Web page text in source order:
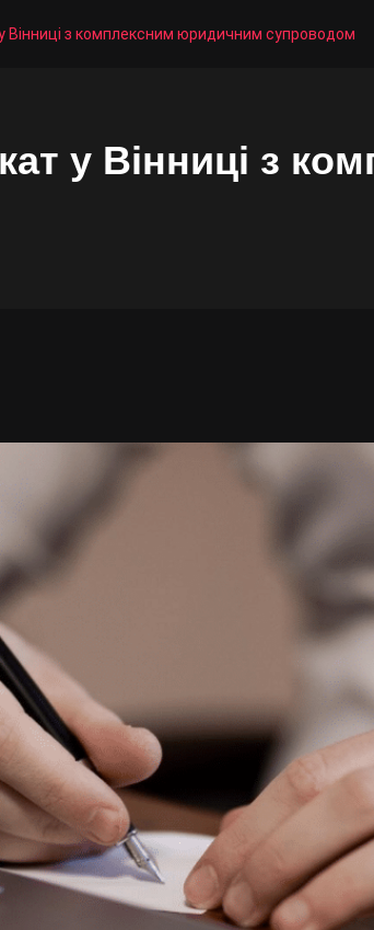
з комплексним юридичним супроводом
у Вінниці з